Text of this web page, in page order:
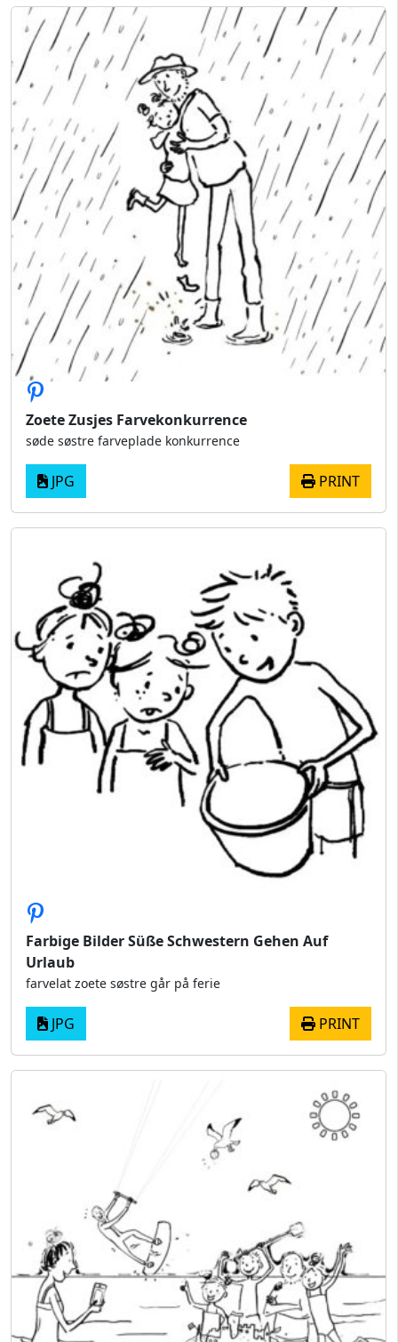
Zoete Zusjes Farvekonkurrence
søde søstre farveplade konkurrence
JPG PRINT
Farbige Bilder Süße Schwestern Gehen Auf
Urlaub
farvelat zoete søstre går på ferie
JPG PRINT